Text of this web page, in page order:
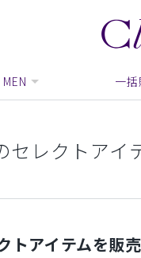
MEN 一
レクトアイ
トアイテムを販